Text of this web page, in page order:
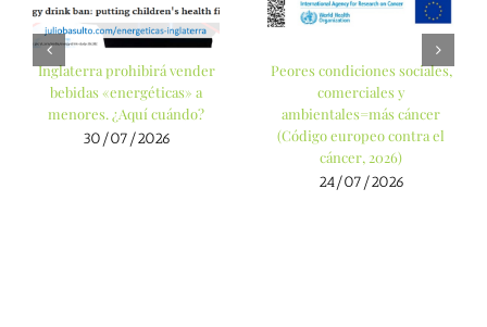
Inglaterra prohibirá vender
bebidas «energéticas» a
menores. ¿Aquí cuándo?
30/07/2026
Peores condiciones sociales,
comerciales y
ambientales=más cáncer
(Código europeo contra el
cáncer, 2026)
24/07/2026